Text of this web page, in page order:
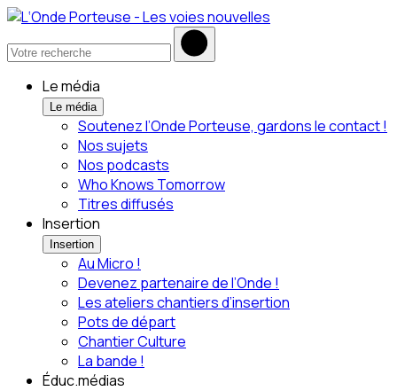
Le média
Le média
Soutenez l’Onde Porteuse, gardons le contact !
Nos sujets
Nos podcasts
Who Knows Tomorrow
Titres diffusés
Insertion
Insertion
Au Micro !
Devenez partenaire de l’Onde !
Les ateliers chantiers d’insertion
Pots de départ
Chantier Culture
La bande !
Éduc.médias